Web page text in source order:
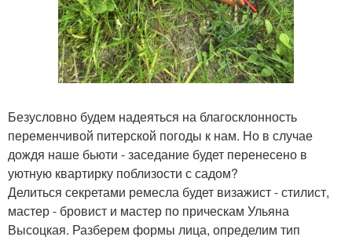
Безусловно будем надеяться на благосклонность
переменчивой питерской погоды к нам. Но в случае
дождя наше бьюти - заседание будет перенесено в
уютную квартирку поблизости с садом?
Делиться секретами ремесла будет визажист - стилист,
мастер - бровист и мастер по прическам Ульяна
Высоцкая. Разберем формы лица, определим тип